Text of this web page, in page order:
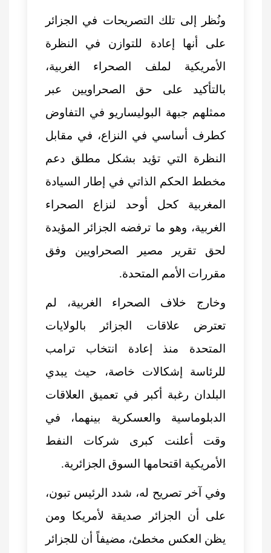
ونُظر إلى تلك التصريحات في الجزائر
على أنها إعادة للتوازن في النظرة
الأمريكية لملف الصحراء الغربية،
بالتأكيد على حق الصحراويين عبر
ممثلهم جبهة البوليساريو في التفاوض
كطرف أساسي في النزاع، في مقابل
النظرة التي تؤيد بشكل مطلق دعم
مخطط الحكم الذاتي في إطار السيادة
المغربية كحل أوحد لنزاع الصحراء
الغربية، وهو ما ترفضه الجزائر المؤيدة
لحق تقرير مصير الصحراويين وفق
مقررات الأمم المتحدة.
وخارج خلاف الصحراء الغربية، لم
تعترض علاقات الجزائر بالولايات
المتحدة منذ إعادة انتخاب ترامب
للرئاسة إشكالات خاصة، حيث يبدي
البلدان رغبة أكبر في تعميق العلاقات
الدبلوماسية والعسكرية بينهما، في
وقت أعلنت كبرى شركات النفط
الأمريكية اقتحامها السوق الجزائرية.
وفي آخر تصريح له، شدد الرئيس تبون،
على أن الجزائر صديقة لأمريكا ومن
يظن العكس مخطئ، مضيفاً أن للجزائر